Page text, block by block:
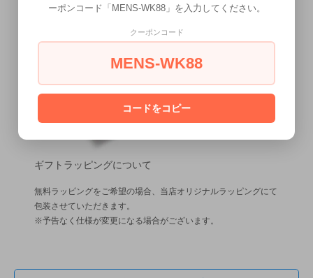
ギフトラッピングについて
無料ラッピングをご希望の場合、当店オリジナルラッピングにて
包装させていただきます。
※予告なく仕様が変更になる場合がございます。
ーポンコード「MENS-WK88」を入力してください。
クーポンコード
MENS-WK88
コードをコピー